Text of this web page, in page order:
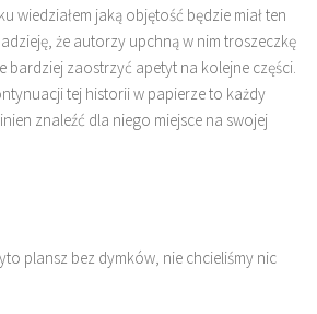
wiedziałem jaką objętość będzie miał ten
że autorzy upchną w nim troszeczkę
bardziej zaostrzyć apetyt na kolejne części.
tej historii w papierze to każdy
znaleźć dla niego miejsce na swojej
plansz bez dymków, nie chcieliśmy nic